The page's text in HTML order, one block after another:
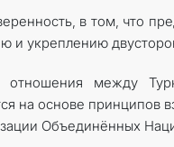
в том, что
и укреплению
отношения между
на основе принципов
Объединённых